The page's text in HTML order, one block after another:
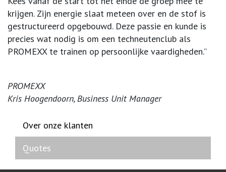
Over onze klanten
Quotes
krijgen. Zijn energie slaat meteen over en de stof is
gestructureerd opgebouwd. Deze passie en kunde is
precies wat nodig is om een techneutenclub als
PROMEXX te trainen op persoonlijke vaardigheden.”
PROMEXX
Kris Hoogendoorn, Business Unit Manager